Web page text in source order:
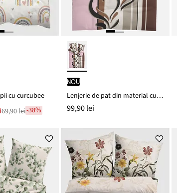
cu curcubee
69,90 lei-38%
nou
Lenjerie de pat din material cu bumbac
99,90 lei